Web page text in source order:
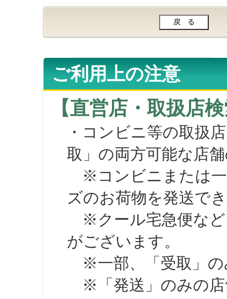
ご利用上の注意
【直営店・取扱店
・コンビニ等の取扱
取」の両方可能な店
※コンビニまたは一
ズのお荷物を発送で
※クール宅急便など
がございます。
※一部、「受取」の
※「発送」のみの店